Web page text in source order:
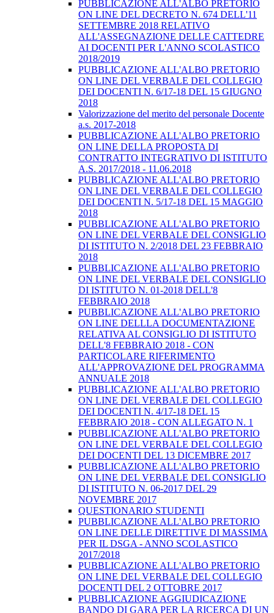
PUBBLICAZIONE ALL'ALBO PRETORIO
ON LINE DEL DECRETO N. 674 DELL'11
SETTEMBRE 2018 RELATIVO
ALL'ASSEGNAZIONE DELLE CATTEDRE
AI DOCENTI PER L'ANNO SCOLASTICO
2018/2019
PUBBLICAZIONE ALL'ALBO PRETORIO
ON LINE DEL VERBALE DEL COLLEGIO
DEI DOCENTI N. 6/17-18 DEL 15 GIUGNO
2018
Valorizzazione del merito del personale Docente
a.s. 2017-2018
PUBBLICAZIONE ALL'ALBO PRETORIO
ON LINE DELLA PROPOSTA DI
CONTRATTO INTEGRATIVO DI ISTITUTO
A.S. 2017/2018 - 11.06.2018
PUBBLICAZIONE ALL'ALBO PRETORIO
ON LINE DEL VERBALE DEL COLLEGIO
DEI DOCENTI N. 5/17-18 DEL 15 MAGGIO
2018
PUBBLICAZIONE ALL'ALBO PRETORIO
ON LINE DEL VERBALE DEL CONSIGLIO
DI ISTITUTO N. 2/2018 DEL 23 FEBBRAIO
2018
PUBBLICAZIONE ALL'ALBO PRETORIO
ON LINE DEL VERBALE DEL CONSIGLIO
DI ISTITUTO N. 01-2018 DELL'8
FEBBRAIO 2018
PUBBLICAZIONE ALL'ALBO PRETORIO
ON LINE DELLLA DOCUMENTAZIONE
RELATIVA AL CONSIGLIO DI ISTITUTO
DELL'8 FEBBRAIO 2018 - CON
PARTICOLARE RIFERIMENTO
ALL'APPROVAZIONE DEL PROGRAMMA
ANNUALE 2018
PUBBLICAZIONE ALL'ALBO PRETORIO
ON LINE DEL VERBALE DEL COLLEGIO
DEI DOCENTI N. 4/17-18 DEL 15
FEBBRAIO 2018 - CON ALLEGATO N. 1
PUBBLICAZIONE ALL'ALBO PRETORIO
ON LINE DEL VERBALE DEL COLLEGIO
DEI DOCENTI DEL 13 DICEMBRE 2017
PUBBLICAZIONE ALL'ALBO PRETORIO
ON LINE DEL VERBALE DEL CONSIGLIO
DI ISTITUTO N. 06-2017 DEL 29
NOVEMBRE 2017
QUESTIONARIO STUDENTI
PUBBLICAZIONE ALL'ALBO PRETORIO
ON LINE DELLE DIRETTIVE DI MASSIMA
PER IL DSGA - ANNO SCOLASTICO
2017/2018
PUBBLICAZIONE ALL'ALBO PRETORIO
ON LINE DEL VERBALE DEL COLLEGIO
DOCENTI DEL 2 OTTOBRE 2017
PUBBLICAZIONE AGGIUDICAZIONE
BANDO DI GARA PER LA RICERCA DI UN